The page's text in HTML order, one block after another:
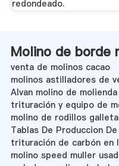
redondeado.
Molino de borde
venta de molinos cacao
molinos astilladores de
Alvan molino de
trituración y equipo de
molino de rodillos
Tablas De Produccion
trituración de carbón en
molino speed muller